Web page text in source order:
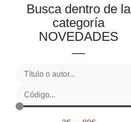
Busca dentro de la
categoría
NOVEDADES